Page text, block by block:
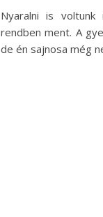
Nyaralni is
rendben ment. A
de én sajnosa még